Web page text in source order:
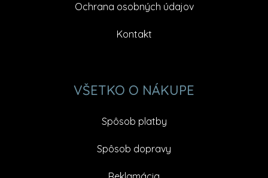
Ochrana osobných údajov
Kontakt
VŠETKO O NÁKUPE
Spôsob platby
Spôsob dopravy